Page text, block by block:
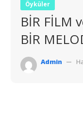
Öyküler
BİR FİLM
BİR
Admin